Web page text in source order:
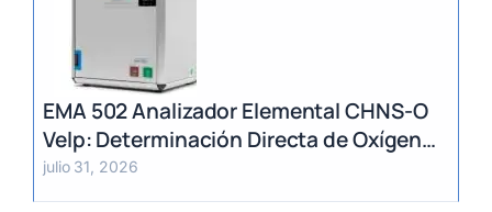
EMA 502 Analizador Elemental CHNS-O
Velp: Determinación Directa de Oxígeno
y Análisis Multiparámetro
julio 31, 2026